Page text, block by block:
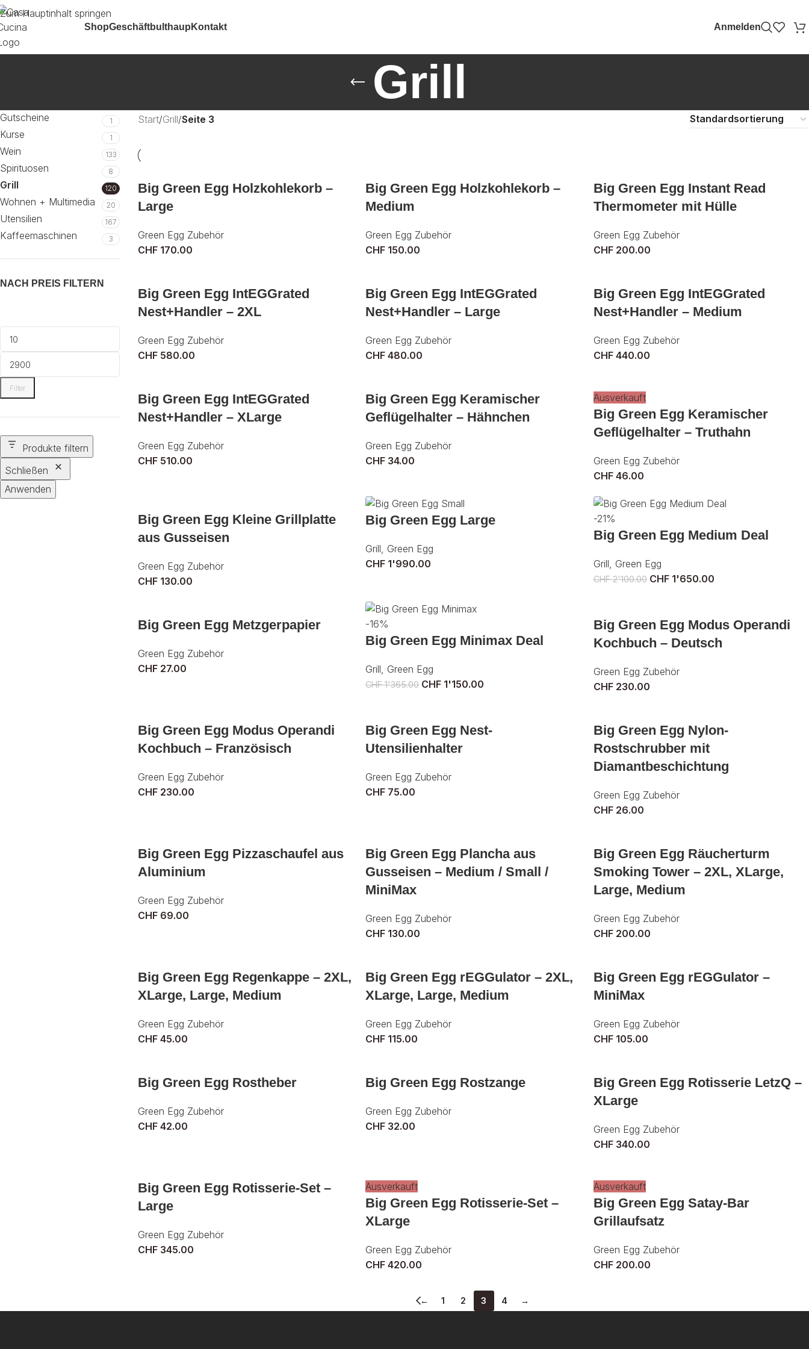
Zum Hauptinhalt springen
ShopGeschäftbulthaup Kontakt Anmelden
Grill
Gutscheine 1
Kurse 1
Wein 133
Spirituosen 8
Grill 120
Wohnen + Multimedia 20
Utensilien 167
Kaffeemaschinen 3
NACH PREIS FILTERN
Filter
Produkte filtern
Schließen
Anwenden
Start/Grill/Seite 3
Big Green Egg Holzkohlekorb –
Large
Green Egg Zubehör
CHF 170.00
Big Green Egg Holzkohlekorb –
Medium
Green Egg Zubehör
CHF 150.00
Big Green Egg Instant Read
Thermometer mit Hülle
Green Egg Zubehör
CHF200.00
Big Green Egg IntEGGrated
Nest+Handler – 2XL
Green Egg Zubehör
CHF 580.00
Big Green Egg IntEGGrated
Nest+Handler – Large
Green Egg Zubehör
CHF 480.00
Big Green Egg IntEGGrated
Nest+Handler – Medium
Green Egg Zubehör
CHF440.00
Big Green Egg IntEGGrated
Nest+Handler – XLarge
Green Egg Zubehör
CHF 510.00
Big Green Egg Keramischer
Geflügelhalter – Hähnchen
Green Egg Zubehör
CHF 34.00
Ausverkauft
Big Green Egg Keramischer
Geflügelhalter – Truthahn
Green Egg Zubehör
CHF46.00
Big Green Egg Kleine Grillplatte
aus Gusseisen
Green Egg Zubehör
CHF 130.00
Big Green Egg Large
Grill, Green Egg
CHF 1'990.00
-21%
Big Green Egg Medium Deal
Grill, Green Egg
CHF2'100.00 CHF1'650.00
Big Green Egg Metzgerpapier
Green Egg Zubehör
CHF 27.00
-16%
Big Green Egg Minimax Deal
Grill, Green Egg
CHF1'365.00 CHF 1'150.00
Big Green Egg Modus Operandi
Kochbuch – Deutsch
Green Egg Zubehör
CHF230.00
Big Green Egg Modus Operandi
Kochbuch – Französisch
Green Egg Zubehör
CHF 230.00
Big Green Egg Nest-
Utensilienhalter
Green Egg Zubehör
CHF 75.00
Big Green Egg Nylon-
Rostschrubber mit
Diamantbeschichtung
Green Egg Zubehör
CHF26.00
Big Green Egg Pizzaschaufel aus
Aluminium
Green Egg Zubehör
CHF 69.00
Big Green Egg Plancha aus
Gusseisen – Medium / Small /
MiniMax
Green Egg Zubehör
CHF 130.00
Big Green Egg Räucherturm
Smoking Tower – 2XL, XLarge,
Large, Medium
Green Egg Zubehör
CHF200.00
Big Green Egg Regenkappe – 2XL,
XLarge, Large, Medium
Green Egg Zubehör
CHF 45.00
Big Green Egg rEGGulator – 2XL,
XLarge, Large, Medium
Green Egg Zubehör
CHF 115.00
Big Green Egg rEGGulator –
MiniMax
Green Egg Zubehör
CHF105.00
Big Green Egg Rostheber
Green Egg Zubehör
CHF 42.00
Big Green Egg Rostzange
Green Egg Zubehör
CHF 32.00
Big Green Egg Rotisserie LetzQ –
XLarge
Green Egg Zubehör
CHF340.00
Big Green Egg Rotisserie-Set –
Large
Green Egg Zubehör
CHF 345.00
Ausverkauft
Big Green Egg Rotisserie-Set –
XLarge
Green Egg Zubehör
CHF 420.00
Ausverkauft
Big Green Egg Satay-Bar
Grillaufsatz
Green Egg Zubehör
CHF200.00
← 1 2 3 4 →